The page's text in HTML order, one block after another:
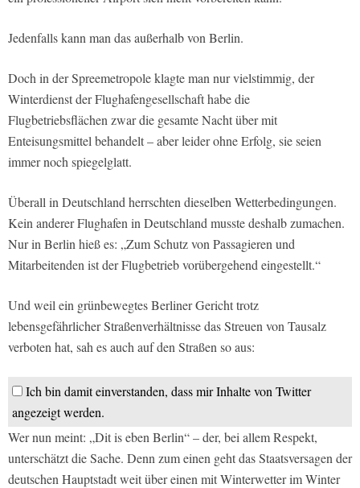
Jedenfalls kann man das außerhalb von Berlin.
Doch in der Spreemetropole klagte man nur vielstimmig, der
Winterdienst der Flughafengesellschaft habe die
Flugbetriebsflächen zwar die gesamte Nacht über mit
Enteisungsmittel behandelt – aber leider ohne Erfolg, sie seien
immer noch spiegelglatt.
Überall in Deutschland herrschten dieselben Wetterbedingungen.
Kein anderer Flughafen in Deutschland musste deshalb zumachen.
Nur in Berlin hieß es: „Zum Schutz von Passagieren und
Mitarbeitenden ist der Flugbetrieb vorübergehend eingestellt.“
Und weil ein grünbewegtes Berliner Gericht trotz
lebensgefährlicher Straßenverhältnisse das Streuen von Tausalz
verboten hat, sah es auch auf den Straßen so aus:
Ich bin damit einverstanden, dass mir Inhalte von Twitter
angezeigt werden.
Wer nun meint: „Dit is eben Berlin“ – der, bei allem Respekt,
unterschätzt die Sache. Denn zum einen geht das Staatsversagen der
deutschen Hauptstadt weit über einen mit Winterwetter im Winter